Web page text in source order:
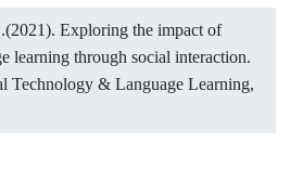
Exploring the impact of
learning through social interaction.
Technology & Language Learning,